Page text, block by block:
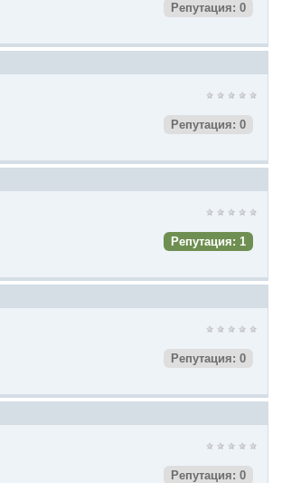
Репутация: 0
Репутация: 0
Репутация: 1
Репутация: 0
Репутация: 0